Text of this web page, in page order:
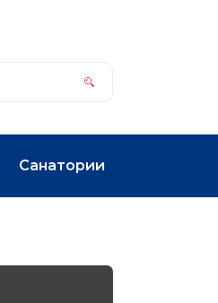
Санатории